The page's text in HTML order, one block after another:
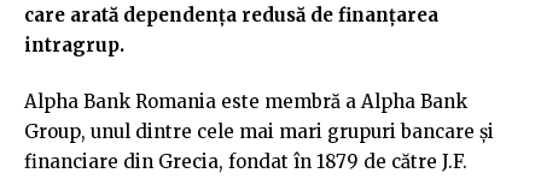
care arată dependența redusă de finanțarea
intragrup.
Alpha Bank Romania este membră a Alpha Bank
Group, unul dintre cele mai mari grupuri bancare și
financiare din Grecia, fondat în 1879 de către J.F.